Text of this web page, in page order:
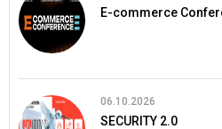
E-commerce
06.10.2026
SECURITY 2.0